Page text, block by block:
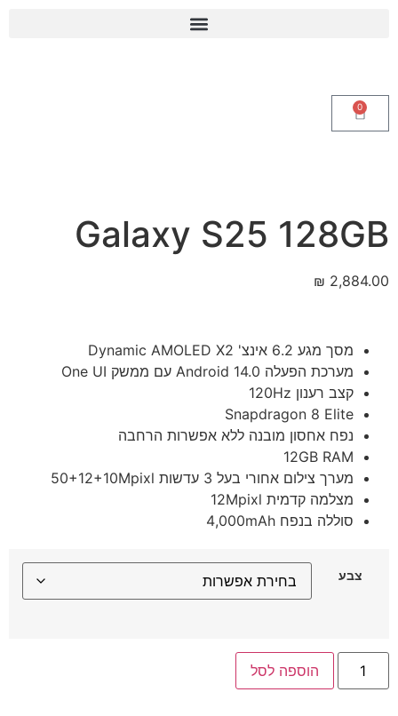
0
Galaxy S25 128GB
₪ 2,884.00
מסך מגע 6.2 אינצ' Dynamic AMOLED X2
מערכת הפעלה Android 14.0 עם ממשק One UI
קצב רענון 120Hz
Snapdragon 8 Elite
נפח אחסון מובנה ללא אפשרות הרחבה
12GB RAM
מערך צילום אחורי בעל 3 עדשות 50+12+10Mpixl
מצלמה קדמית 12Mpixl
סוללה בנפח 4,000mAh
צבע
הוספה לסל